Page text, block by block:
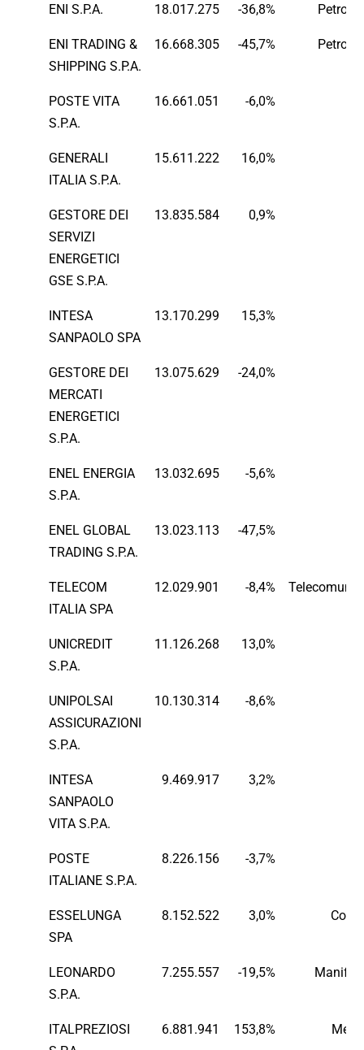
ENI S.P.A. 18.017.275 -36,8%
ENI TRADING &
SHIPPING S.P.A.
16.668.305 -45,7%
POSTE VITA
S.P.A.
16.661.051 -6,0%
GENERALI
ITALIA S.P.A.
15.611.222 16,0%
GESTORE DEI
SERVIZI
ENERGETICI
GSE S.P.A.
13.835.584 0,9%
INTESA
SANPAOLO SPA
13.170.299 15,3%
GESTORE DEI
MERCATI
ENERGETICI
S.P.A.
13.075.629 -24,0%
ENEL ENERGIA
S.P.A.
13.032.695 -5,6%
ENEL GLOBAL
TRADING S.P.A.
13.023.113 -47,5%
TELECOM
ITALIA SPA
12.029.901 -8,4%
UNICREDIT
S.P.A.
11.126.268 13,0%
UNIPOLSAI
ASSICURAZIONI
S.P.A.
10.130.314 -8,6%
INTESA
SANPAOLO
VITA S.P.A.
9.469.917 3,2%
POSTE
ITALIANE S.P.A.
8.226.156 -3,7%
ESSELUNGA
SPA
8.152.522 3,0%
LEONARDO
S.P.A.
7.255.557 -19,5%
ITALPREZIOSI
6.881.941 153,8%